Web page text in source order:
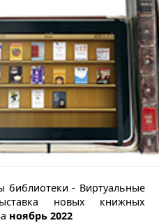
библиотеки - Виртуальные
новых книжных
ноябрь 2022